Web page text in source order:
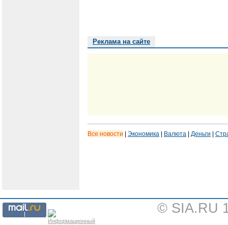
Реклама на сайте
Все новости | Экономика | Валюта | Деньги |
© SIA.RU